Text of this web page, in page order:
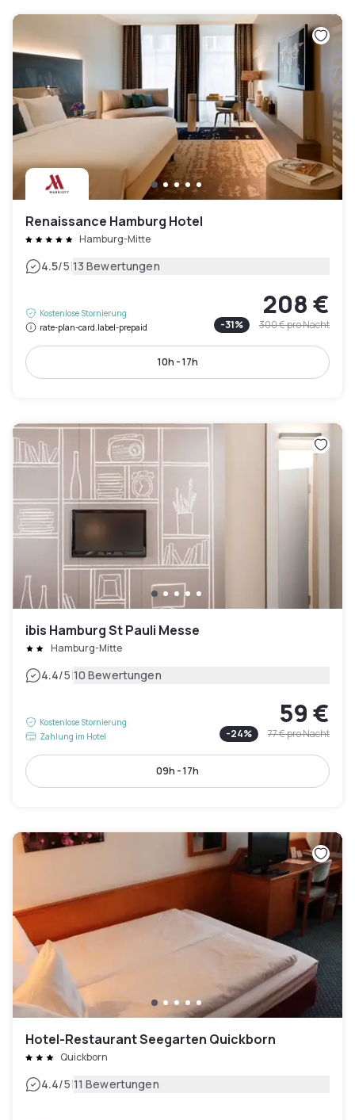
Renaissance Hamburg Hotel
Hamburg-Mitte
4.5/5|13 Bewertungen
Kostenlose Stornierung
rate-plan-card.label-prepaid
208 €
-31% 300 €pro Nacht
10h - 17h
ibis Hamburg St Pauli Messe
Hamburg-Mitte
4.4/5|10 Bewertungen
Kostenlose Stornierung
Zahlung im Hotel
59 €
-24% 77 €pro Nacht
09h - 17h
Hotel-Restaurant Seegarten Quickborn
Quickborn
4.4/5|11 Bewertungen